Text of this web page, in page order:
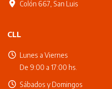
Colón 667, San Luis
CLL
Lunes a Viernes
De 9:00 a 17:00 hs.
Sábados y Domingos